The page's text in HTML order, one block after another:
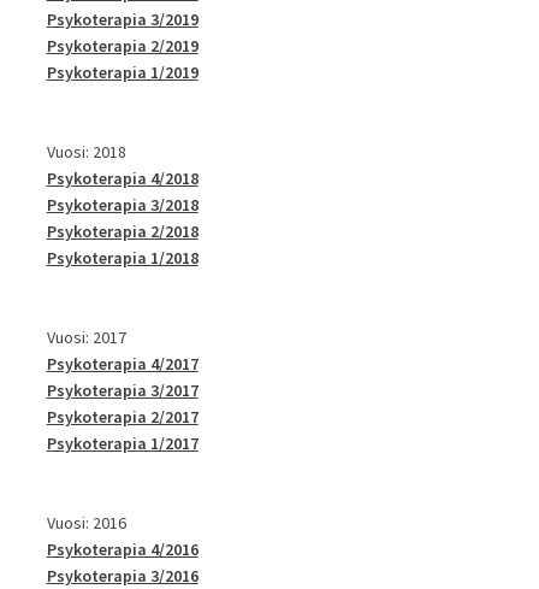
Psykoterapia 3/2019
Psykoterapia 2/2019
Psykoterapia 1/2019
Vuosi: 2018
Psykoterapia 4/2018
Psykoterapia 3/2018
Psykoterapia 2/2018
Psykoterapia 1/2018
Vuosi: 2017
Psykoterapia 4/2017
Psykoterapia 3/2017
Psykoterapia 2/2017
Psykoterapia 1/2017
Vuosi: 2016
Psykoterapia 4/2016
Psykoterapia 3/2016